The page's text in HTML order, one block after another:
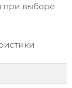
при выборе